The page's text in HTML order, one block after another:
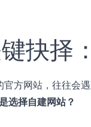
抉择
方网站，往往会遇
选择自建网站？